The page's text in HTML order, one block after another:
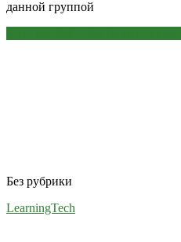
данной группой
Без рубрики
LearningTech